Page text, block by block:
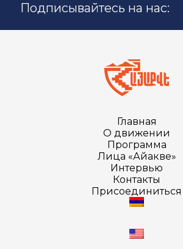
Подписывайтесь на нас:
Главная
О движении
Программа
Лица «Айакве»
Интервью
Контакты
Присоединиться